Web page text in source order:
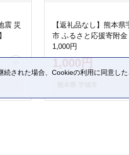
震 災
【返礼品なし】熊本県
市 ふるさと応援寄附金
1,000円
1,000円
された場合、Cookieの利用に同意した